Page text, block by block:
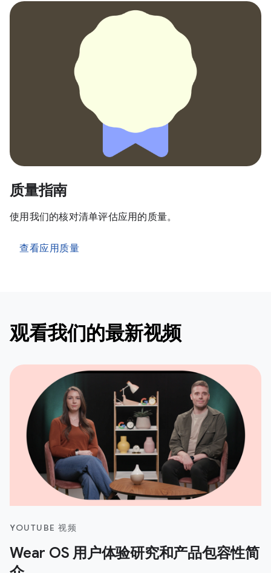
质量指南
使用我们的核对清单评估应用的质量。
查看应用质量
观看我们的最新视频
YOUTUBE 视频
Wear OS 用户体验研究和产品包容性简